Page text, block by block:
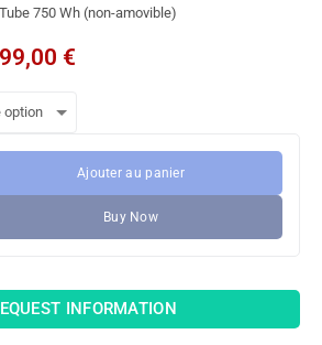
750 Wh (non-amovible)
€
Ajouter au panier
Buy Now
INFORMATION